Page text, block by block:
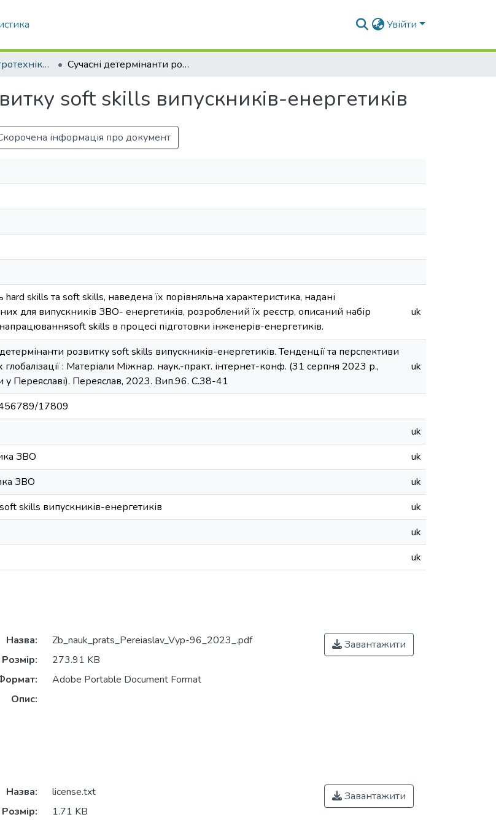
Увійти
Кафедра Електротехніки і електромеханіки ім. проф. В.В. Овчарова Сучасні детермінанти розвитку soft skills випускників-енергетиків
soft skills випускників-енергетиків
інформація про документ
skills та soft skills, наведена їх порівняльна характеристика, надані
для випускників ЗВО- енергетиків, розроблений їх реєстр, описаний набір
skills в процесі підготовки інженерів-енергетиків.
uk
розвитку soft skills випускників-енергетиків. Тенденції та перспективи
глобалізації : Матеріали Міжнар. наук.-практ. інтернет-конф. (31 серпня 2023 р.,
у Переяславі). Переяслав, 2023. Вип.96. С.38-41
uk
17809
uk
ЗВО
uk
ЗВО
uk
skills випускників-енергетиків
uk
uk
uk
Назва:
Zb_nauk_prats_Pereiaslav_Vyp-96_2023_.pdf
Розмір:
273.91 KB
Adobe Portable Document Format
Опис:
Завантажити
Назва:
license.txt
Розмір:
1.71 KB
Завантажити